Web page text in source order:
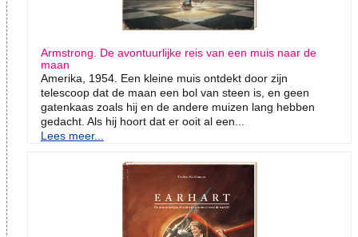
Armstrong. De avontuurlijke reis van een muis naar de
maan
Amerika, 1954. Een kleine muis ontdekt door zijn
telescoop dat de maan een bol van steen is, en geen
gatenkaas zoals hij en de andere muizen lang hebben
gedacht. Als hij hoort dat er ooit al een...
Lees meer...